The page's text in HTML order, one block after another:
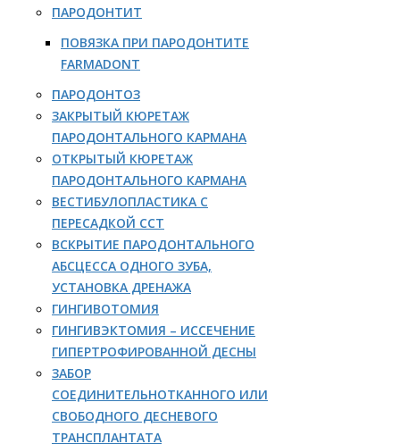
ПАРОДОНТИТ
ПОВЯЗКА ПРИ ПАРОДОНТИТЕ
FARMADONT
ПАРОДОНТОЗ
ЗАКРЫТЫЙ КЮРЕТАЖ
ПАРОДОНТАЛЬНОГО КАРМАНА
ОТКРЫТЫЙ КЮРЕТАЖ
ПАРОДОНТАЛЬНОГО КАРМАНА
ВЕСТИБУЛОПЛАСТИКА С
ПЕРЕСАДКОЙ ССТ
ВСКРЫТИЕ ПАРОДОНТАЛЬНОГО
АБСЦЕССА ОДНОГО ЗУБА,
УСТАНОВКА ДРЕНАЖА
ГИНГИВОТОМИЯ
ГИНГИВЭКТОМИЯ – ИССЕЧЕНИЕ
ГИПЕРТРОФИРОВАННОЙ ДЕСНЫ
ЗАБОР
СОЕДИНИТЕЛЬНОТКАННОГО ИЛИ
СВОБОДНОГО ДЕСНЕВОГО
ТРАНСПЛАНТАТА